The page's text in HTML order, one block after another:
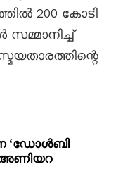
200 കോടി
‘ഡോൾബി
അണിയറ